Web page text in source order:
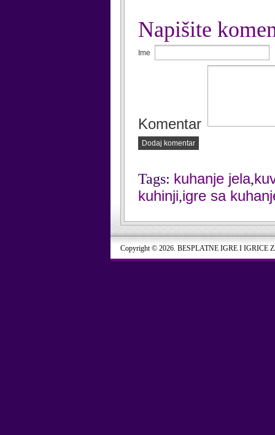
Napišite
Ime
Komentar
Dodaj komentar
Tags: kuhanje jela,
kuhinji,igre sa
Copyright © 2026. BESPLATNE IGRE I IGRICE